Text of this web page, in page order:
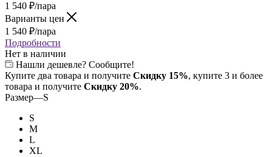
1 540 ₽/пара
Варианты цен
1 540 ₽/пара
Подробности
Нет в наличии
Нашли дешевле? Сообщите!
Купите два товара и получите Скидку 15%, купите 3 и более
товара и получите Скидку 20%.
Размер—S
S
M
L
XL